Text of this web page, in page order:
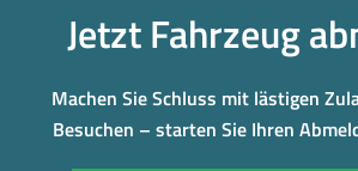
Jetzt Fahrzeug
Machen Sie Schluss mit lästigen
Besuchen – starten Sie Ihren